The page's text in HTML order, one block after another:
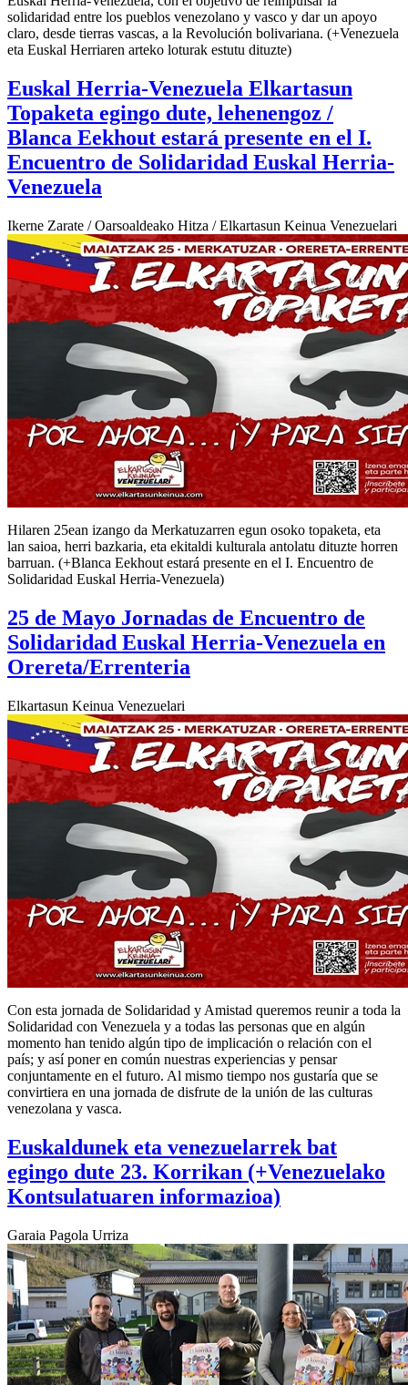
solidaridad entre los pueblos venezolano y vasco y dar un apoyo
claro, desde tierras vascas, a la Revolución bolivariana. (+Venezuela
eta Euskal Herriaren arteko loturak estutu dituzte)
Euskal Herria-Venezuela Elkartasun
Topaketa egingo dute, lehenengoz /
Blanca Eekhout estará presente en el I.
Encuentro de Solidaridad Euskal Herria-
Venezuela
Ikerne Zarate / Oarsoaldeako Hitza / Elkartasun Keinua Venezuelari
Hilaren 25ean izango da Merkatuzarren egun osoko topaketa, eta
lan saioa, herri bazkaria, eta ekitaldi kulturala antolatu dituzte horren
barruan. (+Blanca Eekhout estará presente en el I. Encuentro de
Solidaridad Euskal Herria-Venezuela)
25 de Mayo Jornadas de Encuentro de
Solidaridad Euskal Herria-Venezuela en
Orereta/Errenteria
Elkartasun Keinua Venezuelari
Con esta jornada de Solidaridad y Amistad queremos reunir a toda la
Solidaridad con Venezuela y a todas las personas que en algún
momento han tenido algún tipo de implicación o relación con el
país; y así poner en común nuestras experiencias y pensar
conjuntamente en el futuro. Al mismo tiempo nos gustaría que se
convirtiera en una jornada de disfrute de la unión de las culturas
venezolana y vasca.
Euskaldunek eta venezuelarrek bat
egingo dute 23. Korrikan (+Venezuelako
Kontsulatuaren informazioa)
Garaia Pagola Urriza